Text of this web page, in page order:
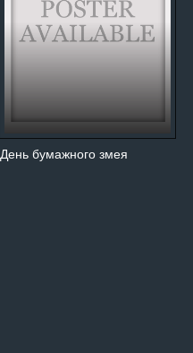
День бумажного змея